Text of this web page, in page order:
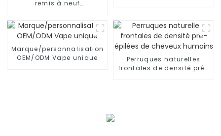
remis à neuf
Marque/personnalisation
OEM/ODM Vape unique
Perruques naturelles
frontales de densité pré-